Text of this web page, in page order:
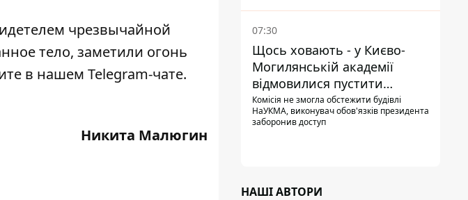
чрезвычайной
тело, заметили огонь
в нашем Telegram-чате.
Никита Малюгин
07:30
Щось ховають - у Києво-
Могилянській академії
відмовилися пустити
комісію з охорони пам'яток
на територію
Комісія не змогла обстежити будівлі
НаУКМА, виконувач обов'язків президента
заборонив доступ
НАШІ АВТОРИ